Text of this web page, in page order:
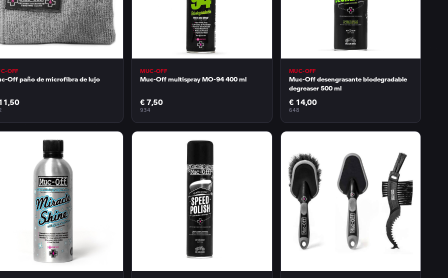
OFF
Off paño de microfibra de lujo
MUC-OFF
Muc-Off multispray MO-94 400 ml
€ 7,50
934
MUC-OFF
Muc-Off desengrasante biodegradable
degreaser 500 ml
€ 14,00
648